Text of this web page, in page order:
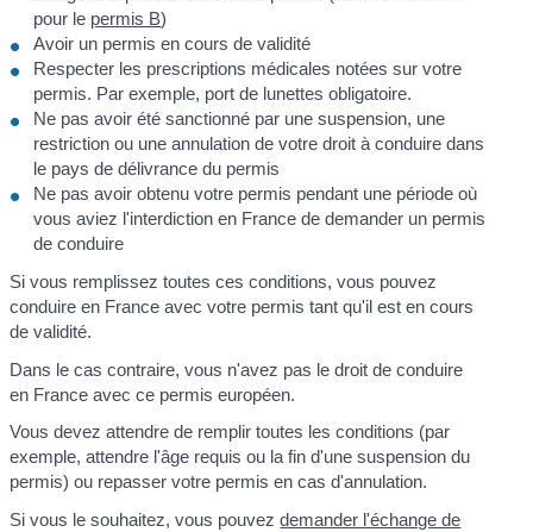
pour le permis B)
Avoir un permis en cours de validité
Respecter les prescriptions médicales notées sur votre
permis. Par exemple, port de lunettes obligatoire.
Ne pas avoir été sanctionné par une suspension, une
restriction ou une annulation de votre droit à conduire dans
le pays de délivrance du permis
Ne pas avoir obtenu votre permis pendant une période où
vous aviez l'interdiction en France de demander un permis
de conduire
Si vous remplissez toutes ces conditions, vous pouvez
conduire en France avec votre permis tant qu'il est en cours
de validité.
Dans le cas contraire, vous n'avez pas le droit de conduire
en France avec ce permis européen.
Vous devez attendre de remplir toutes les conditions (par
exemple, attendre l'âge requis ou la fin d'une suspension du
permis) ou repasser votre permis en cas d'annulation.
Si vous le souhaitez, vous pouvezdemander l'échange de